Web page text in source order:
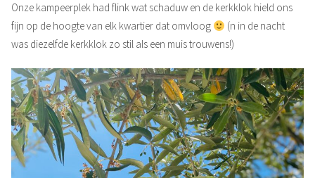
Onze kampeerplek had flink wat schaduw en de kerkklok hield ons
fijn op de hoogte van elk kwartier dat omvloog
(n in de nacht
was diezelfde kerkklok zo stil als een muis trouwens!)